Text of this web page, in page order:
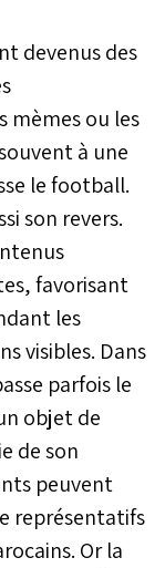
devenus des
mèmes ou les
à une
le football.
son revers.
favorisant
les
visibles. Dans
parfois le
objet de
de son
peuvent
représentatifs
Or la